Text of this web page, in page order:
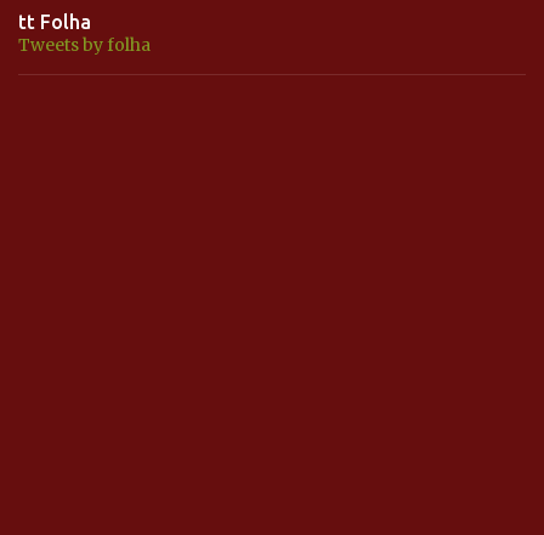
tt Folha
Tweets by folha